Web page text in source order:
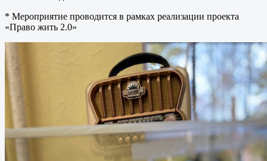
* Мероприятие проводится в рамках реализации проекта
«Право жить 2.0»